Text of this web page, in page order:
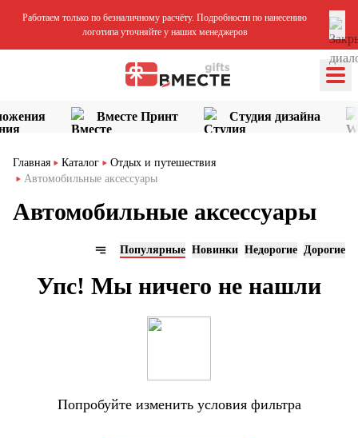
Работаем только по безналичному расчёту. Подробности по нанесению
логотипа уточняйте у наших менеджеров
Вместе Принт Студия дизайна
Главная Каталог
Отдых и путешествия
Автомобильные аксессуары
Автомобильные аксессуары
Популярные Новинки Недорогие Дорогие
Упс! Мы ничего не нашли
Попробуйте изменить условия фильтра